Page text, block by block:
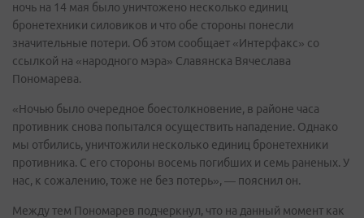
ночь на 14 мая было уничтожено несколько единиц
бронетехники силовиков и что обе стороны понесли
значительные потери. Об этом сообщает «Интерфакс» со
ссылкой на «народного мэра» Славянска Вячеслава
Пономарева.
«Ночью было очередное боестолкновение, в районе часа
противник снова попытался осуществить нападение. Однако
мы отбились, уничтожили несколько единиц бронетехники
противника. С его стороны восемь погибших и семь раненых. У
нас, к сожалению, тоже не без потерь», — пояснил он.
Между тем Пономарев подчеркнул, что на данный момент как